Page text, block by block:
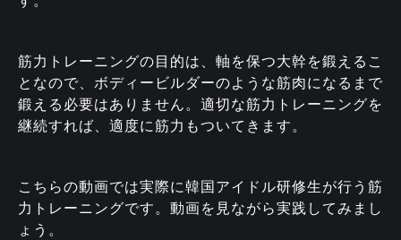
筋力トレーニングの目的は、軸を保つ大幹を鍛えるこ
となので、ボディービルダーのような筋肉になるまで
鍛える必要はありません。適切な筋力トレーニングを
継続すれば、適度に筋力もついてきます。
こちらの動画では実際に韓国アイドル研修生が行う筋
力トレーニングです。動画を見ながら実践してみまし
ょう。